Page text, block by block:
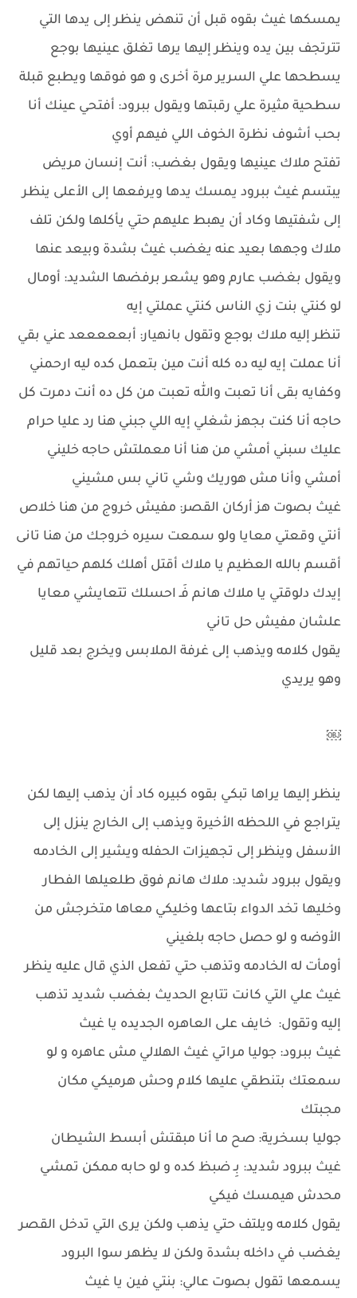
يمسكها غيث بقوه قبل أن تنهض ينظر إلى يدها التي
تترتجف بين يده وينظر إليها يرها تغلق عينيها بوجع
يسطحها علي السرير مرة أخرى و هو فوقها ويطبع قبلة
سطحية مثيرة علي رقبتها ويقول ببرود: أفتحي عينك أنا
بحب أشوف نظرة الخوف اللي فيهم أوي
تفتح ملاك عينيها ويقول بغضب: أنت إنسان مريض
يبتسم غيث ببرود يمسك يدها ويرفعها إلى الأعلى ينظر
إلى شفتيها وكاد أن يهبط عليهم حتي يأكلها ولكن تلف
ملاك وجهها بعيد عنه يغضب غيث بشدة وبيعد عنها
ويقول بغضب عارم وهو يشعر برفضها الشديد: أومال
لو كنتي بنت زي الناس كنتي عملتي إيه
تنظر إليه ملاك بوجع وتقول بانهيار: أبعععععد عني بقي
أنا عملت إيه ليه ده كله أنت مين بتعمل كده ليه ارحمني
وكفايه بقى أنا تعبت والله تعبت من كل ده أنت دمرت كل
حاجه أنا كنت بجهز شغلي إيه اللي جبني هنا رد عليا حرام
عليك سبني أمشي من هنا أنا معملتش حاجه خليني
أمشي وأنا مش هوريك وشي تاني بس مشيني
غيث بصوت هز أركان القصر: مفيش خروج من هنا خلاص
أنتي وقعتي معايا ولو سمعت سيره خروجك من هنا تانى
أقسم بالله العظيم يا ملاك أقتل أهلك كلهم حياتهم في
إيدك دلوقتي يا ملاك هانم فَـ احسلك تتعايشي معايا
علشان مفيش حل تاني
يقول كلامه ويذهب إلى غرفة الملابس ويخرج بعد قليل
وهو يريدي
￼
ينظر إليها يراها تبكي بقوه كبيره كاد أن يذهب إليها لكن
يتراجع في اللحظه الأخيرة ويذهب إلى الخارج ينزل إلى
الأسفل وينظر إلى تجهيزات الحفله ويشير إلى الخادمه
ويقول ببرود شديد: ملاك هانم فوق طلعيلها الفطار
وخليها تخد الدواء بتاعها وخليكي معاها متخرجش من
الأوضه و لو حصل حاجه بلغيني
أومأت له الخادمه وتذهب حتي تفعل الذي قال عليه ينظر
غيث علي التي كانت تتابع الحديث بغضب شديد تذهب
إليه وتقول: خايف على العاهره الجديده يا غيث
غيث ببرود: جوليا مراتي غيث الهلالي مش عاهره و لو
سمعتك بتنطقي عليها كلام وحش هرميكي مكان
مجبتك
جوليا بسخرية: صح ما أنا مبقتش أبسط الشيطان
غيث ببرود شديد: بِـ ضبظ كده و لو حابه ممكن تمشي
محدش هيمسك فيكي
يقول كلامه ويلتف حتي يذهب ولكن يرى التي تدخل القصر
يغضب في داخله بشدة ولكن لا يظهر سوا البرود
يسمعها تقول بصوت عالي: بنتي فين يا غيث